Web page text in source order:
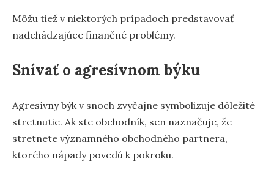
Môžu tiež v niektorých prípadoch predstavovať
nadchádzajúce finančné problémy.
Snívať o agresívnom býku
Agresívny býk v snoch zvyčajne symbolizuje dôležité
stretnutie. Ak ste obchodník, sen naznačuje, že
stretnete významného obchodného partnera,
ktorého nápady povedú k pokroku.